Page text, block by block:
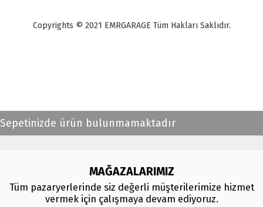
Copyrights © 2021 EMRGARAGE Tüm Hakları Saklıdır.
Sepetinizde ürün bulunmamaktadır
MAĞAZALARIMIZ
Tüm pazaryerlerinde siz değerli müşterilerimize hizmet
vermek için çalışmaya devam ediyoruz.